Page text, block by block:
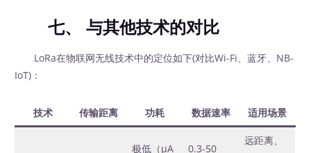
七、与其他技术的对比
LoRa在物联网无线技术中的定位如下(对比Wi-Fi、蓝牙、NB-
IoT)：
技术 传输距离 功耗 数据速率 适用场景
极低（μA
0.3-50
远距离、